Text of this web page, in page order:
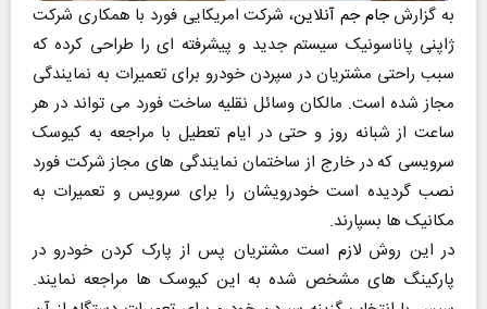
به گزارشجام جم آنلاین، شرکت امریکایی فورد با همکاری شرکت
ژاپنی پاناسونیک سیستم جدید و پیشرفته ای را طراحی کرده که
سبب راحتی مشتریان در سپردن خودرو برای تعمیرات به نمایندگی
مجاز شده است. مالکان وسائل نقلیه ساخت فورد می تواند در هر
ساعت از شبانه روز و حتی در ایام تعطیل با مراجعه به کیوسک
سرویسی که در خارج از ساختمان نمایندگی های مجاز شرکت فورد
نصب گردیده است خودرویشان را برای سرویس و تعمیرات به
مکانیک ها بسپارند.
در این روش لازم است مشتریان پس از پارک کردن خودرو در
پارکینگ های مشخص شده به این کیوسک ها مراجعه نمایند.